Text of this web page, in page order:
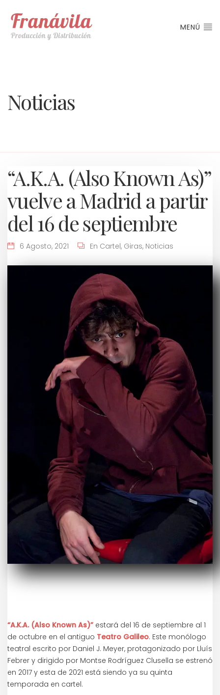
MENÚ
Noticias
“A.K.A. (Also Known As)”
vuelve a Madrid a partir
del 16 de septiembre
6 Agosto, 2021 En Cartel, Giras, Noticias
“A.K.A. (Also Known As)” estará del 16 de septiembre al 1
de octubre en el antiguo Teatro Galileo. Este monólogo
teatral escrito por Daniel J. Meyer, protagonizado por Lluís
Febrer y dirigido por Montse Rodríguez Clusella se estrenó
en 2017 y esta de 2021 está siendo ya su quinta
temporada en cartel.